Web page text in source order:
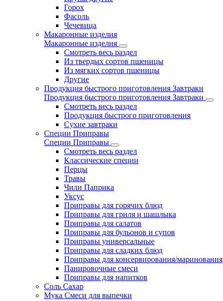
Горох
Фасоль
Чечевица
Макаронные изделия
Макаронные изделия
Смотреть весь раздел
Из твердых сортов пшеницы
Из мягких сортов пшеницы
Другие
Продукция быстрого приготовления Завтраки
Продукция быстрого приготовления Завтраки
Смотреть весь раздел
Продукция быстрого приготовления
Сухие завтраки
Специи Приправы
Специи Приправы
Смотреть весь раздел
Классические специи
Перцы
Травы
Чили Паприка
Уксус
Приправы для горячих блюд
Приправы для гриля и шашлыка
Приправы для салатов
Приправы для бульонов и супов
Приправы универсальные
Приправы для сладких блюд
Приправы для консервирования/маринования
Панировочные смеси
Приправы для напитков
Соль Сахар
Мука Смеси для выпечки